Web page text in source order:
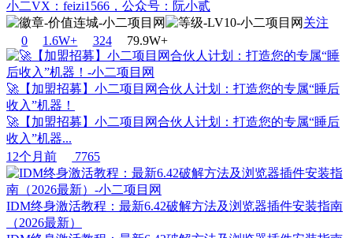
小二VX：feizi1566，公众号：阮小贰
关注
0
1.6W+ 324 79.9W+
🚀【加盟招募】小二项目网合伙人计划：打造您的专属“睡后
收入”机器！
🚀【加盟招募】小二项目网合伙人计划：打造您的专属“睡后
收入”机器...
12个月前
7765
IDM终身激活教程：最新6.42破解方法及浏览器插件安装指南
（2026最新）